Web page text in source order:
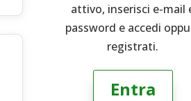
attivo, inserisci e-mail
password e accedi
registrati.
Entra